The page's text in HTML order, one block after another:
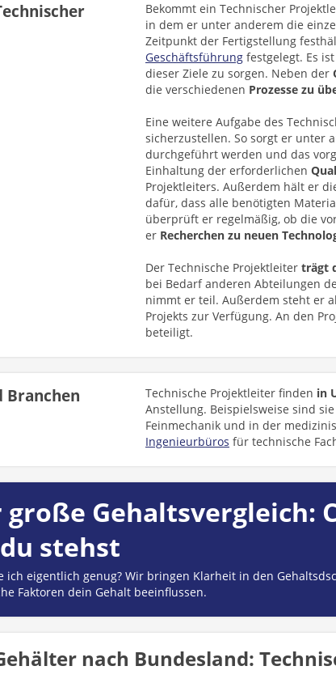
Bekommt ein Technischer
in dem er unter anderem die
Zeitpunkt der Fertigstellung
Geschäftsführung festgelegt. Es
dieser Ziele zu sorgen. Neben der
die verschiedenen Prozesse zu
Eine weitere Aufgabe des
sicherzustellen. So sorgt er unter
durchgeführt werden und das
Einhaltung der erforderlichen
Projektleiters. Außerdem hält er
dafür, dass alle benötigten
überprüft er regelmäßig, ob die
er Recherchen zu neuen
Der Technische Projektleiter trägt
bei Bedarf anderen Abteilungen
nimmt er teil. Außerdem steht er
Projekts zur Verfügung. An den
beteiligt.
Branchen Technische Projektleiter finden in
Anstellung. Beispielsweise sind
Feinmechanik und in der
Ingenieurbüros für technische
große Gehaltsvergleich:
stehst
ich eigentlich genug? Wir bringen Klarheit in den
Faktoren dein Gehalt beeinflussen.
nach Bundesland: